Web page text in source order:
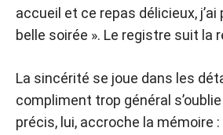
accueil et ce repas délicieux,
belle soirée ». Le registre suit la
La sincérité se joue dans les
compliment trop général
précis, lui, accroche la mémoire